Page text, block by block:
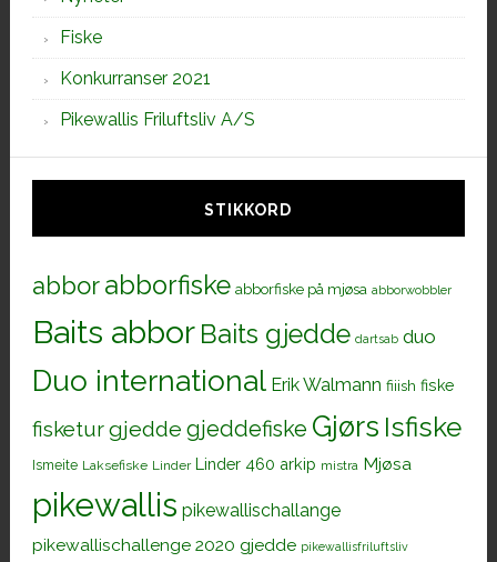
Fiske
Konkurranser 2021
Pikewallis Friluftsliv A/S
STIKKORD
abborabborfiske abborfiske på mjøsa abborwobbler
Baits abbor Baits gjedde dartsab duo
Duo international Erik Walmann fiiish fiske
fisketurgjedde gjeddefiske Gjørs Isfiske
Ismeite Laksefiske Linder Linder 460 arkip mistra Mjøsa
pikewallis pikewallischallange
pikewallischallenge 2020 gjedde pikewallisfriluftsliv